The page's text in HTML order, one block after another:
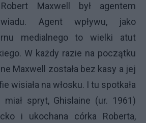
Maxwell był agentem
Agent wpływu, jako
medialnego to wielki atut
W każdy razie na początku
Maxwell została bez kasy a jej
wisiała na włosku. I tu spotkała
miał spryt, Ghislaine (ur. 1961)
i ukochana córka Roberta,